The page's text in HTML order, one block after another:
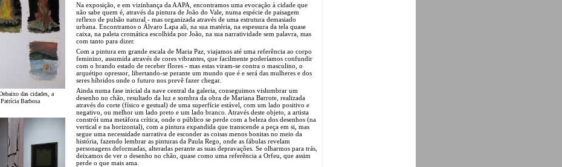
das cidades, a
Barbosa
Na exposição, e em vizinhança da AAPA, encontramos uma evocação à cidade que
não sabe quem é, através da pintura de João do Vale, numa espécie de paisagem
reflexo de pulsão natural - mas organizada através de uma estrutura demasiado
urbana. Encontramos o Álvaro Lapa ali, na sua matéria, na espessura da tela quase
caixa, na paleta cromática escolhida por João, na sua narratividade sem palavra, mas
com tanto para dizer.
Com a pintura em grande escala de Maria Paz, viajamos até uma referência ao corpo
feminino, assumida através de cores vibrantes, que facilmente poderíamos confundir
com o brando estado de receber flores - mas estas viram-se contra o masculino, o
arquétipo opressor, libertando-se perante um mundo que é e será das mulheres e dos
seres híbridos onde o futuro nos prevê fazer chegar.
Ainda numa fase inicial da nave central da galeria, conseguimos vislumbrar um
desenho no chão, resultado da luz e sombra da obra de Mariana Barrote, realizada
através do corte (físico e gestual) de uma superfície estável, com um lado positivo e
negativo, ou melhor um lado preto e um lado branco. Através deste objeto, a artista
constrói uma metáfora crítica, onde o público se perde com a beleza dos desenhos (na
vertical e na horizontal), com a pintura expandida que transcende a peça em si, mas
segue uma necessidade narrativa de esconder as coisas menos bonitas no meio da
história, fazendo lembrar as pinturas da Paula Rego, onde as fábulas revelam
personagens deformadas, alteradas perante as suas depravações. Se olharmos para trás,
deixamos de ver o desenho no chão, quase como uma referência a Orfeu, que assim
perde o que mais ama.